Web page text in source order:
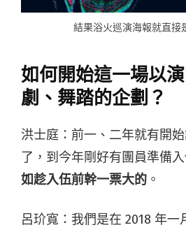
結果浴火巡演海報就直接
如何開始這一場以
劇、舞踏的企劃？
洪士庭：前一、二年就有開
了，到今年剛好有團員準備入
如趁入伍前幹一票大的 。
呂玠寬：我們是在 2018 年一